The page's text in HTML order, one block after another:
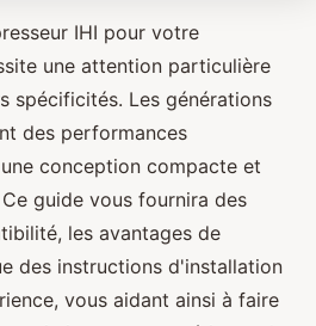
IHI pour votre
une attention particulière
spécificités. Les générations
des performances
conception compacte et
guide vous fournira des
les avantages de
des instructions d'installation
vous aidant ainsi à faire